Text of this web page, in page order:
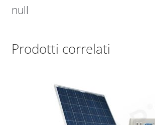
null
Prodotti correlati